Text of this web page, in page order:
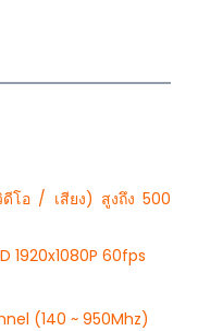
โอ / เสียง) สูงถึง 500
1920x1080P 60fps
(140 ~ 950Mhz)